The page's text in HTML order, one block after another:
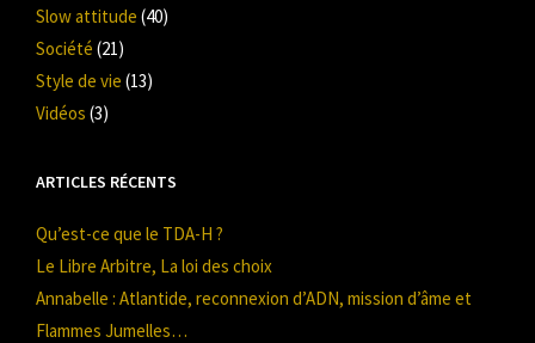
Slow attitude (40)
Société (21)
Style de vie (13)
Vidéos (3)
ARTICLES RÉCENTS
Qu’est-ce que le TDA-H ?
Le Libre Arbitre, La loi des choix
Annabelle : Atlantide, reconnexion d’ADN, mission d’âme et
Flammes Jumelles…